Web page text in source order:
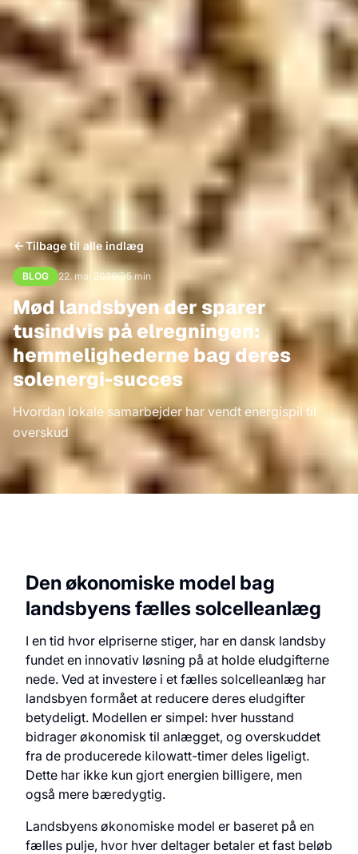
Tilbage til alle indlæg
BLOG 22. maj 2026 5min
Mød landsbyen der sparer
tusindvis på elregningen:
hemmelighederne bag deres
solenergi-succes
Hvordan lokale samarbejder har vendt energispil til
overskud
Den økonomiske model bag
landsbyens fælles solcelleanlæg
I en tid hvor elpriserne stiger, har en dansk landsby
fundet en innovativ løsning på at holde eludgifterne
nede. Ved at investere i et fælles solcelleanlæg har
landsbyen formået at reducere deres eludgifter
betydeligt. Modellen er simpel: hver husstand
bidrager økonomisk til anlægget, og overskuddet
fra de producerede kilowatt-timer deles ligeligt.
Dette har ikke kun gjort energien billigere, men
også mere bæredygtig.
Landsbyens økonomiske model er baseret på en
fælles pulje, hvor hver deltager betaler et fast beløb